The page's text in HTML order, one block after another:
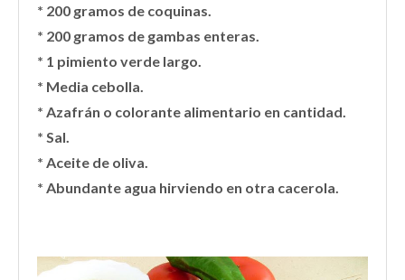
* 200 gramos de coquinas.
* 200 gramos de gambas enteras.
* 1 pimiento verde largo.
* Media cebolla.
* Azafrán o colorante alimentario en cantidad.
* Sal.
* Aceite de oliva.
* Abundante agua hirviendo en otra cacerola.